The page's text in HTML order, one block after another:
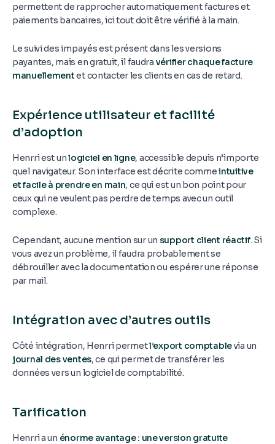
permettent de rapprocher automatiquement factures et
paiements bancaires, ici tout doit être vérifié à la main.
Le suivi des impayés est présent dans les versions
payantes, mais en gratuit, il faudra vérifier chaque facture
manuellementet contacter les clients en cas de retard.
Expérience utilisateur et facilité
d’adoption
Henrri est unlogiciel en ligne, accessible depuis n’importe
quel navigateur. Son interface est décrite commeintuitive
et facile à prendre en main, ce qui est un bon point pour
ceux qui ne veulent pas perdre de temps avec un outil
complexe.
Cependant, aucune mention sur un support client réactif. Si
vous avez un problème, il faudra probablement se
débrouiller avec la documentation ou espérer une réponse
par mail.
Intégration avec d’autres outils
Côté intégration, Henrri permetl’export comptablevia un
journal des ventes, ce qui permet de transférer les
données vers un logiciel de comptabilité.
Tarification
Henrri a un énorme avantage : une version gratuite